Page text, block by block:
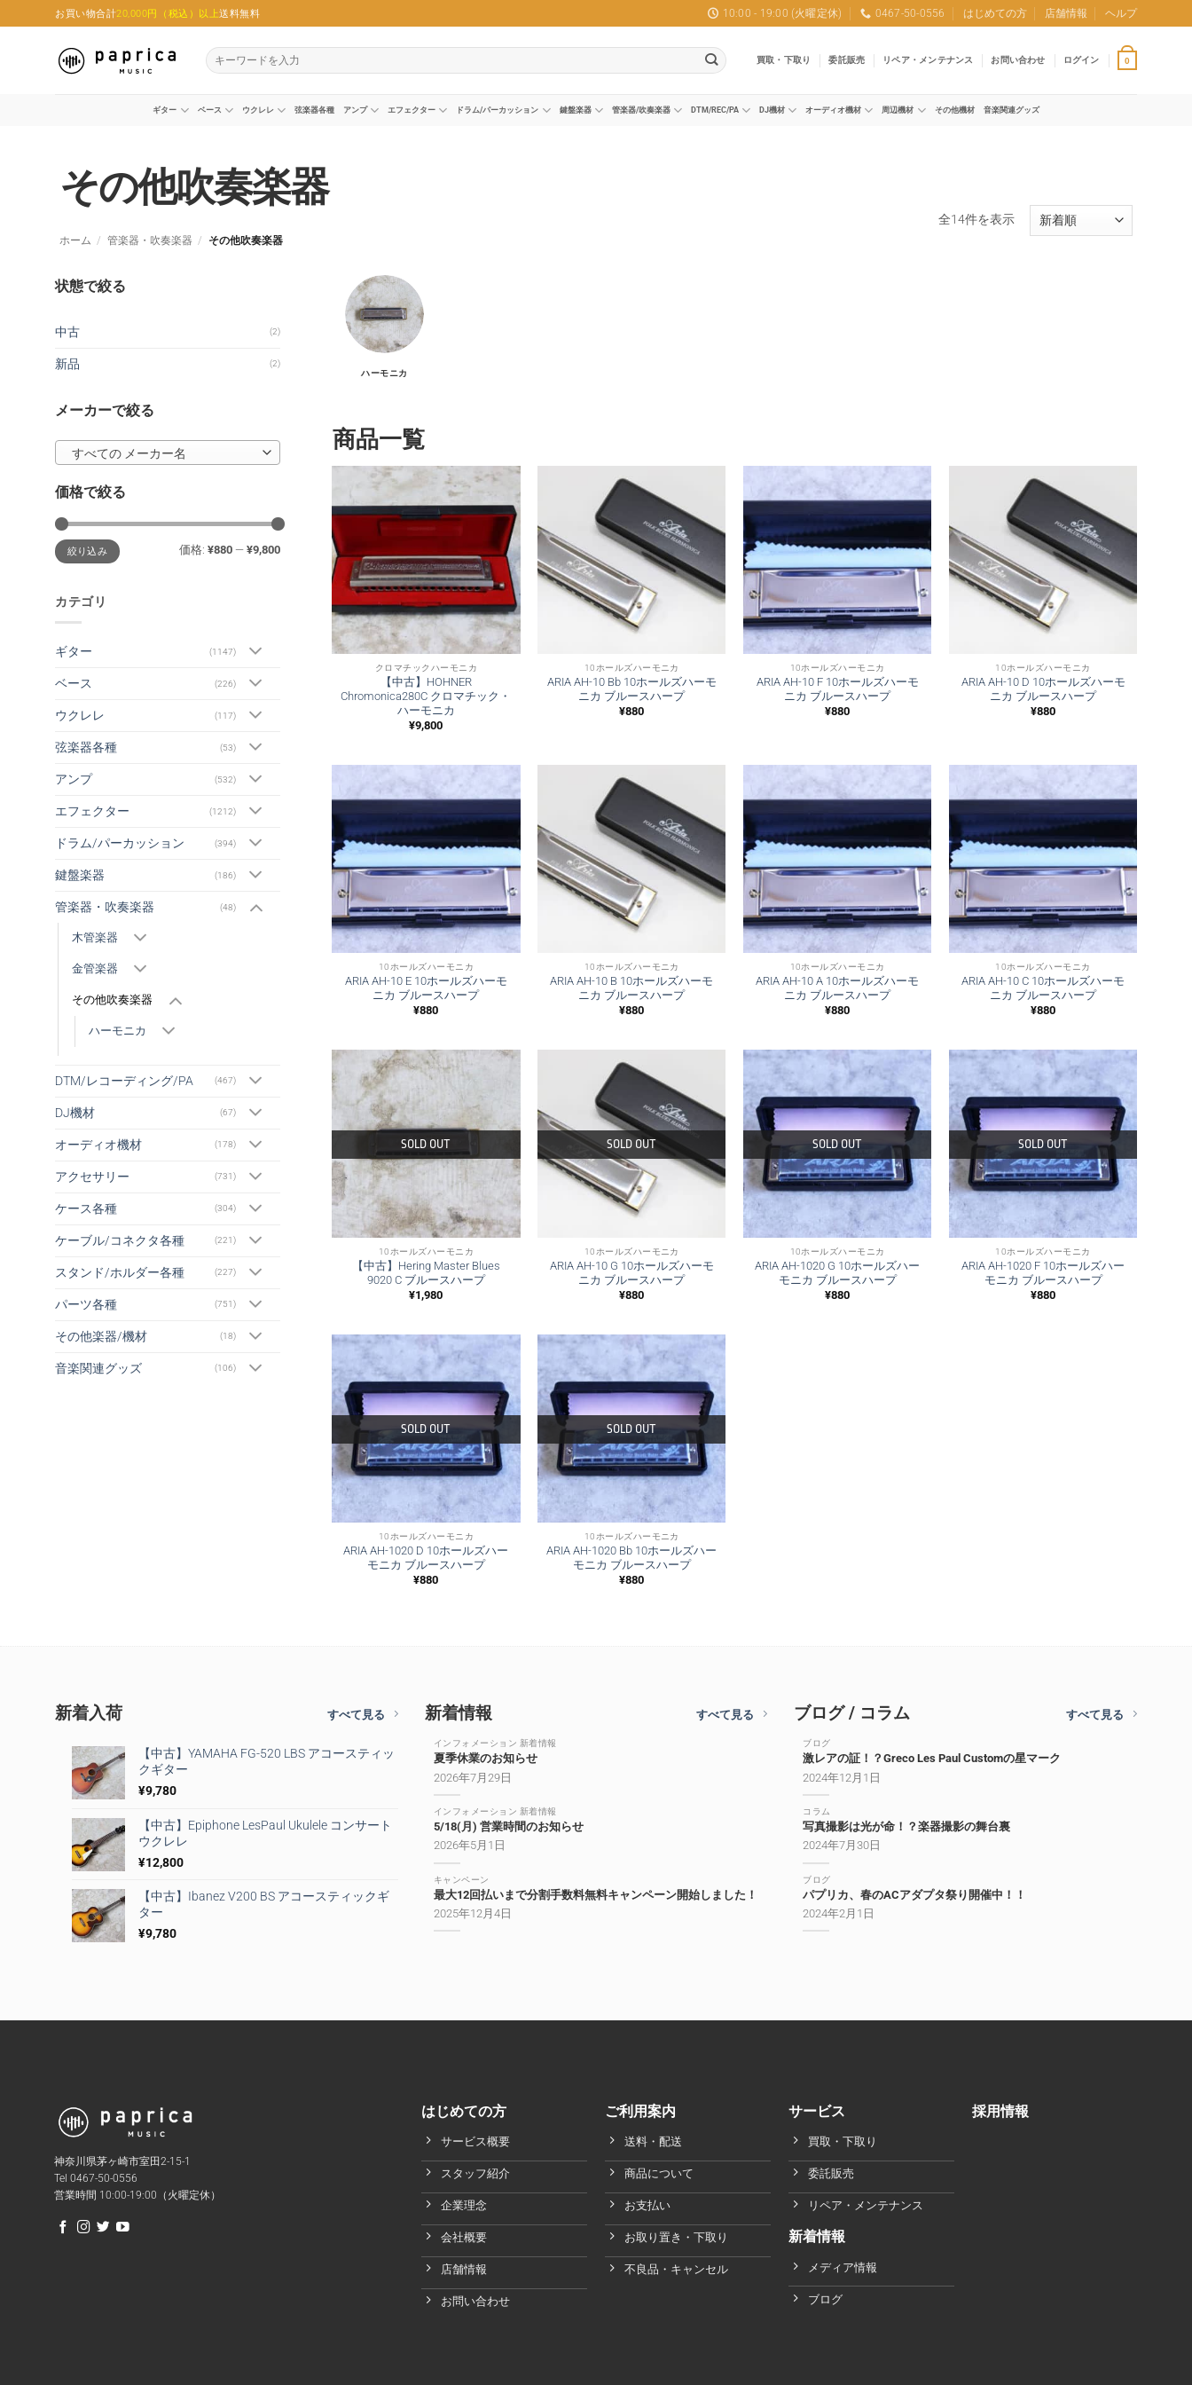
to
お買い物合計20,000円（税込）以上送料無料 10:00 - 19:00 (火曜定休) 0467-50-0556 はじめての方 店舗情報 ヘルプ
検
索
買取・下取り 委託販売 リペア・メンテナンス お問い合わせ ログイン 0
ギター ベース ウクレレ 弦楽器各種 アンプ エフェクター ドラム/パーカッション 鍵盤楽器 管楽器/吹奏楽器 DTM/REC/PA DJ機材 オーディオ機材 周辺機材 その他機材 音楽関連グッズ
その他吹奏楽器
ホーム / 管楽器・吹奏楽器 / その他吹奏楽器
全14件を表示新
状態で絞る
中古 (2)
新品 (2)
メーカーで絞る
すべての メーカー名
価格で絞る
最
低
価
最
高
価
絞り込み 価格: ¥880— ¥9,800
カテゴリ
ギター (1147)
ベース (226)
ウクレレ (117)
弦楽器各種 (53)
アンプ (532)
エフェクター (1212)
ドラム/パーカッション (394)
鍵盤楽器 (186)
管楽器・吹奏楽器 (48)
木管楽器
金管楽器
その他吹奏楽器
ハーモニカ
DTM/レコーディング/PA (467)
DJ機材 (67)
オーディオ機材 (178)
アクセサリー (731)
ケース各種 (304)
ケーブル/コネクタ各種 (221)
スタンド/ホルダー各種 (227)
パーツ各種 (751)
その他楽器/機材 (18)
音楽関連グッズ (106)
ハーモニカ
商品一覧
クロマチックハーモニカ
【中古】HOHNER
Chromonica280C クロマチック・
ハーモニカ
¥9,800
10ホールズハーモニカ
ARIA AH-10 Bb 10ホールズハーモ
ニカ ブルースハープ
¥880
10ホールズハーモニカ
ARIA AH-10 F 10ホールズハーモ
ニカ ブルースハープ
¥880
10ホールズハーモニカ
ARIA AH-10 D 10ホールズハーモ
ニカ ブルースハープ
¥880
10ホールズハーモニカ
ARIA AH-10 E 10ホールズハーモ
ニカ ブルースハープ
¥880
10ホールズハーモニカ
ARIA AH-10 B 10ホールズハーモ
ニカ ブルースハープ
¥880
10ホールズハーモニカ
ARIA AH-10 A 10ホールズハーモ
ニカ ブルースハープ
¥880
10ホールズハーモニカ
ARIA AH-10 C 10ホールズハーモ
ニカ ブルースハープ
¥880
SOLD OUT
10ホールズハーモニカ
【中古】Hering Master Blues
9020 C ブルースハープ
¥1,980
SOLD OUT
10ホールズハーモニカ
ARIA AH-10 G 10ホールズハーモ
ニカ ブルースハープ
¥880
SOLD OUT
10ホールズハーモニカ
ARIA AH-1020 G 10ホールズハー
モニカ ブルースハープ
¥880
SOLD OUT
10ホールズハーモニカ
ARIA AH-1020 F 10ホールズハー
モニカ ブルースハープ
¥880
SOLD OUT
10ホールズハーモニカ
ARIA AH-1020 D 10ホールズハー
モニカ ブルースハープ
¥880
SOLD OUT
10ホールズハーモニカ
ARIA AH-1020 Bb 10ホールズハー
モニカ ブルースハープ
¥880
新着入荷 すべて見る
【中古】YAMAHA FG-520 LBS アコースティッ
クギター
¥9,780
【中古】Epiphone LesPaul Ukulele コンサート
ウクレレ
¥12,800
【中古】Ibanez V200 BS アコースティックギ
ター
¥9,780
新着情報 すべて見る
インフォメーション 新着情報
夏季休業のお知らせ
2026年7月29日
インフォメーション 新着情報
5/18(月) 営業時間のお知らせ
2026年5月1日
キャンペーン
最大12回払いまで分割手数料無料キャンペーン開始しました！
2025年12月4日
ブログ / コラム すべて見る
ブログ
激レアの証！？Greco Les Paul Customの星マーク
2024年12月1日
コラム
写真撮影は光が命！？楽器撮影の舞台裏
2024年7月30日
ブログ
パプリカ、春のACアダプタ祭り開催中！！
2024年2月1日
神奈川県茅ヶ崎市室田2-15-1
Tel 0467-50-0556
営業時間 10:00-19:00（火曜定休）
はじめての方
サービス概要
スタッフ紹介
企業理念
会社概要
店舗情報
お問い合わせ
ご利用案内
送料・配送
商品について
お支払い
お取り置き・下取り
不良品・キャンセル
サービス
買取・下取り
委託販売
リペア・メンテナンス
新着情報
メディア情報
ブログ
採用情報